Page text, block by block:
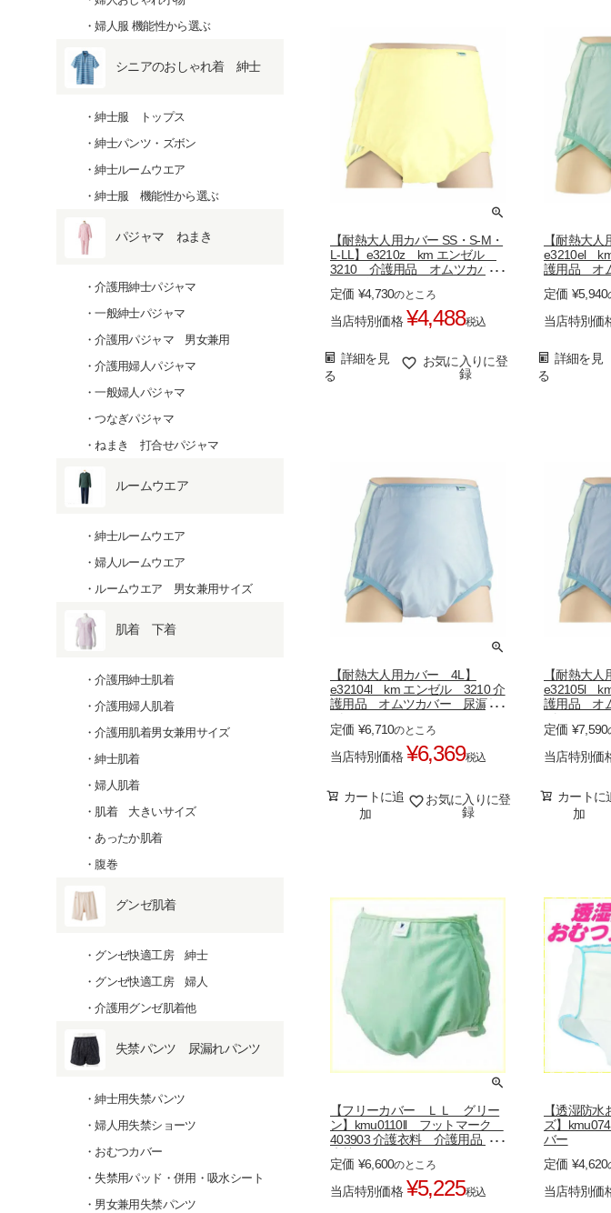
【耐熱大人用カバー SS・S-M・
L-LL】e3210z km エンゼル
3210 介護用品 オムツカバ
定価 ¥4,730のところ
当店特別価格 ¥4,488税込
詳細を見
る
お気に入りに登
録
【耐熱大
e3210el
護用品 オ
定価 ¥5,940
当店特別価
詳細を見
る
【耐熱大人用カバー 4L】
e32104l km エンゼル 3210 介
護用品 オムツカバー 尿漏れ
パンツ
定価 ¥6,710のところ
当店特別価格 ¥6,369税込
カートに追
加
お気に入りに登
録
【耐熱大人
e32105l
護用品 オ
パンツ
定価 ¥7,590
当店特別価
カートに
加
【フリーカバー ＬＬ グリー
ン】kmu0110ll フットマーク
403903 介護衣料 介護用品
パンツ
定価 ¥6,600のところ
当店特別価格 ¥5,225税込
【透湿防
ズ】
バー
定価 ¥4,620
当店特別価
婦人服 機能性から選ぶ
シニアのおしゃれ着 紳士
紳士服 トップス
紳士パンツ・ズボン
紳士ルームウエア
紳士服 機能性から選ぶ
パジャマ ねまき
介護用紳士パジャマ
一般紳士パジャマ
介護用パジャマ 男女兼用
介護用婦人パジャマ
一般婦人パジャマ
つなぎパジャマ
ねまき 打合せパジャマ
ルームウエア
紳士ルームウエア
婦人ルームウエア
ルームウエア 男女兼用サイズ
肌着 下着
介護用紳士肌着
介護用婦人肌着
介護用肌着男女兼用サイズ
紳士肌着
婦人肌着
肌着 大きいサイズ
あったか肌着
腹巻
グンゼ肌着
グンゼ快適工房 紳士
グンゼ快適工房 婦人
介護用グンゼ肌着他
失禁パンツ 尿漏れパンツ
紳士用失禁パンツ
婦人用失禁ショーツ
おむつカバー
失禁用パッド・併用・吸水シート
男女兼用失禁パンツ